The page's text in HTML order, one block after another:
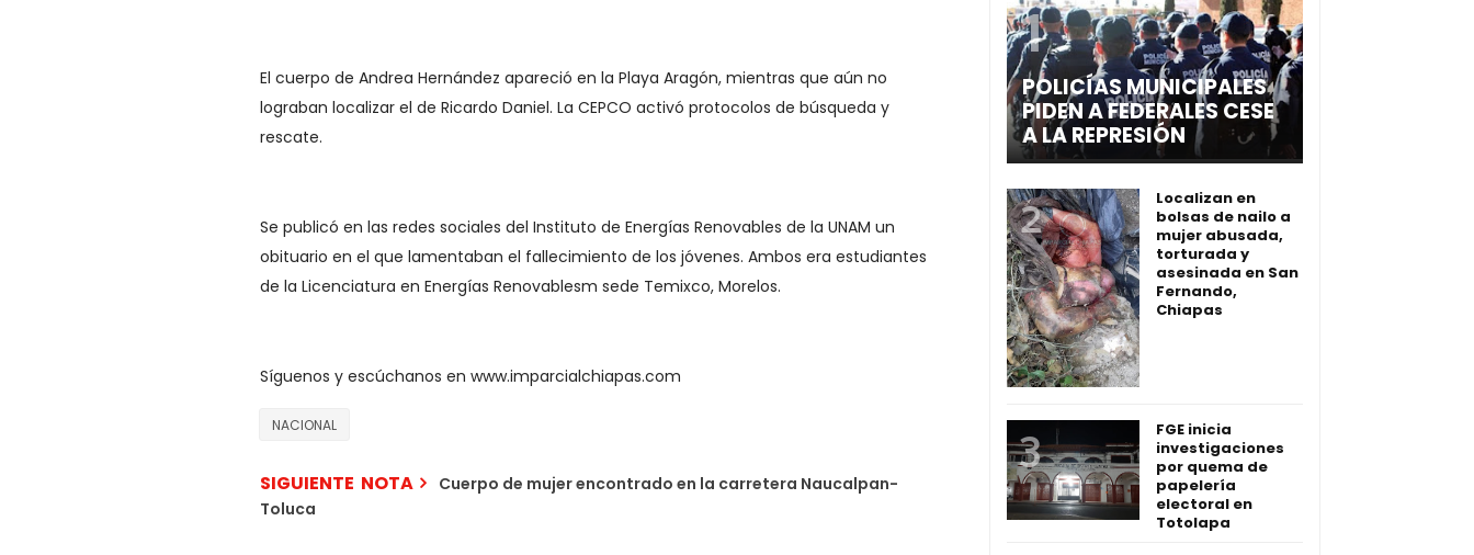
El cuerpo de Andrea Hernández apareció en la Playa Aragón, mientras que aún no
lograban localizar el de Ricardo Daniel. La CEPCO activó protocolos de búsqueda y
rescate.
Se publicó en las redes sociales del Instituto de Energías Renovables de la UNAM un
obituario en el que lamentaban el fallecimiento de los jóvenes. Ambos era estudiantes
de la Licenciatura en Energías Renovablesm sede Temixco, Morelos.
Síguenos y escúchanos en www.imparcialchiapas.com
NACIONAL
SIGUIENTE NOTA
Cuerpo de mujer encontrado en la carretera Naucalpan-
Toluca
🗣 “Las autoridades
POLICÍAS MUNICIPALES
PIDEN A FEDERALES CESE
A LA REPRESIÓN
Localizan en
bolsas de nailo a
mujer abusada,
torturada y
asesinada en San
Fernando,
Chiapas
FGE inicia
investigaciones
por quema de
papelería
electoral en
Totolapa